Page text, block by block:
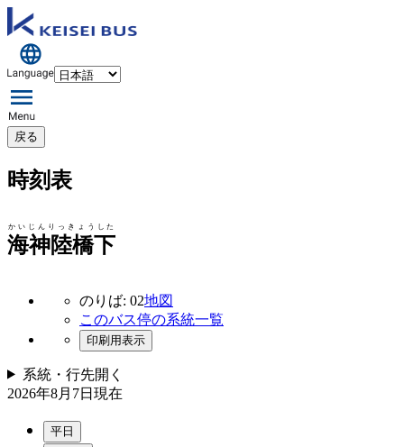
戻る
時刻表
海神陸橋下
かいじんりっきょうした
のりば: 02地図
このバス停の系統一覧
印刷用表示
系統・行先開く
2026年8月7日 現在
平日